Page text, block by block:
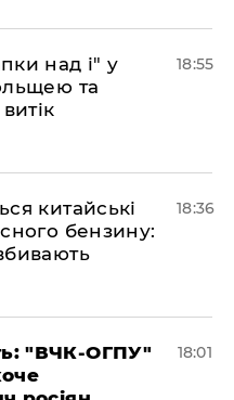
над і" у
та
18:55
китайські
бензину:
18:36
"ВЧК-ОГПУ"
18:01